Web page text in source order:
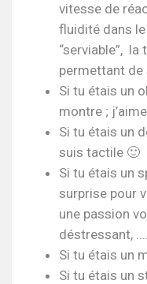
vitesse de
fluidité dans
“serviable”,
permettant de
Si tu étais un
montre ;
Si tu étais un
suis tactile 🙂
Si tu étais un
surprise pour
une passion
déstressant, ….
Si tu étais un
Si tu étais un